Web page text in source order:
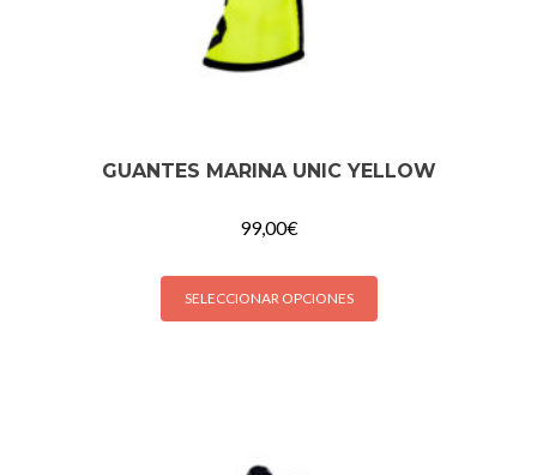
GUANTES MARINA UNIC YELLOW
99,00€
SELECCIONAR OPCIONES